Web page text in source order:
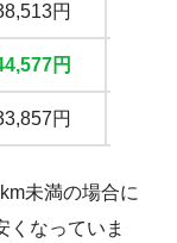
円
円
円
未満の場合に
くなっていま